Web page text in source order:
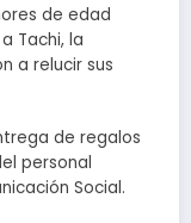
de edad
Tachi, la
a relucir sus
de regalos
personal
Social.